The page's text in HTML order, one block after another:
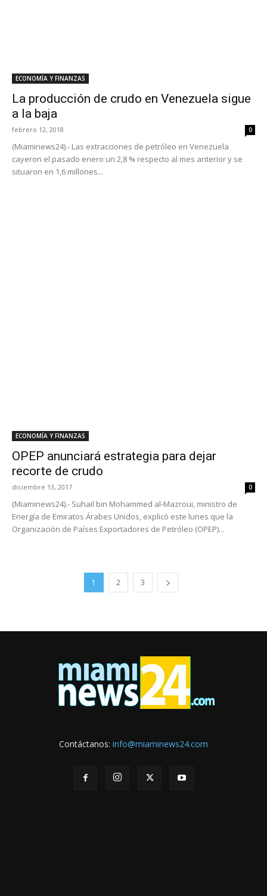
ECONOMÍA Y FINANZAS
La producción de crudo en Venezuela sigue
a la baja
febrero 12, 2018 0
(Miaminews24).- Las extracciones de petróleo en Venezuela
cayeron el pasado enero un 2,8 % respecto al mes anterior y se
situaron en 1,6 millones...
ECONOMÍA Y FINANZAS
OPEP anunciará estrategia para dejar
recorte de crudo
diciembre 13, 2017 0
(Miaminews24).- Suhail bin Mohammed al-Mazroui, ministro de
Energía de Emiratos Árabes Unidos, explicó este lunes que la
Organización de Países Exportadores de Petróleo (OPEP)...
1 2 3
Contáctanos: info@miaminews24.com